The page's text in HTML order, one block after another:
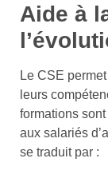
Aide à
Le CSE
leurs
formations
aux salariés
se traduit par :